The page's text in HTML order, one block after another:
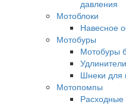
давления
Мотоблоки
Навесное
Мотобуры
Мотобуры
Шнеки для
Мотопомпы